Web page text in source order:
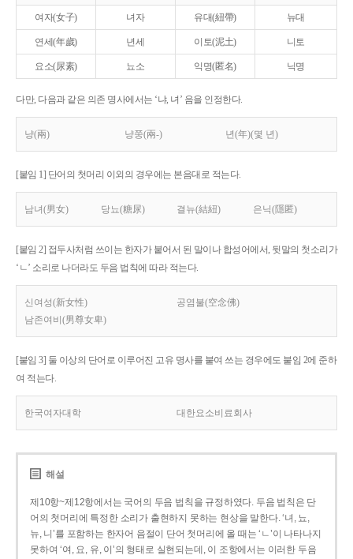
여자(女子) 녀자 유대(紐帶) 뉴대
연세(年歲) 년세 이토(泥土) 니토
요소(尿素) 뇨소 익명(匿名) 닉명
다만, 다음과 같은 의존 명사에서는 ‘냐, 녀’ 음을 인정한다.
냥(兩) 냥쭝(兩-) 년(年)(몇 년)
[붙임 1] 단어의 첫머리 이외의 경우에는 본음대로 적는다.
남녀(男女) 당뇨(糖尿) 결뉴(結紐) 은닉(隱匿)
[붙임 2] 접두사처럼 쓰이는 한자가 붙어서 된 말이나 합성어에서, 뒷말의 첫소리가
‘ㄴ’ 소리로 나더라도 두음 법칙에 따라 적는다.
신여성(新女性)
공염불(空念佛)
남존여비(男尊女卑)
[붙임 3] 둘 이상의 단어로 이루어진 고유 명사를 붙여 쓰는 경우에도 붙임 2에 준하
여 적는다.
한국여자대학 대한요소비료회사
해설
제10항~제12항에서는 국어의 두음 법칙을 규정하였다. 두음 법칙은 단
어의 첫머리에 특정한 소리가 출현하지 못하는 현상을 말한다. ‘녀, 뇨,
뉴, 니’를 포함하는 한자어 음절이 단어 첫머리에 올 때는 ‘ㄴ’이 나타나지
못하여 ‘여, 요, 유, 이’의 형태로 실현되는데, 이 조항에서는 이러한 두음